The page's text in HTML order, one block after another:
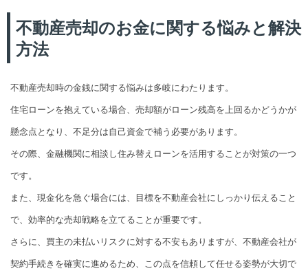
不動産売却のお金に関する悩みと解決
方法
不動産売却時の金銭に関する悩みは多岐にわたります。
住宅ローンを抱えている場合、売却額がローン残高を上回るかどうかが
懸念点となり、不足分は自己資金で補う必要があります。
その際、金融機関に相談し住み替えローンを活用することが対策の一つ
です。
また、現金化を急ぐ場合には、目標を不動産会社にしっかり伝えること
で、効率的な売却戦略を立てることが重要です。
さらに、買主の未払いリスクに対する不安もありますが、不動産会社が
契約手続きを確実に進めるため、この点を信頼して任せる姿勢が大切で